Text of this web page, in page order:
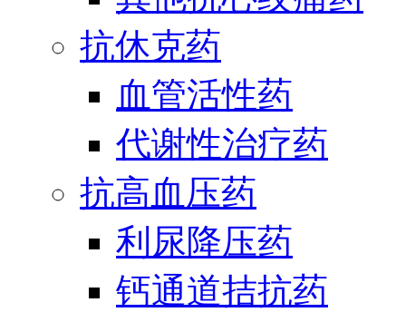
抗休克药
血管活性药
代谢性治疗药
抗高血压药
利尿降压药
钙通道拮抗药